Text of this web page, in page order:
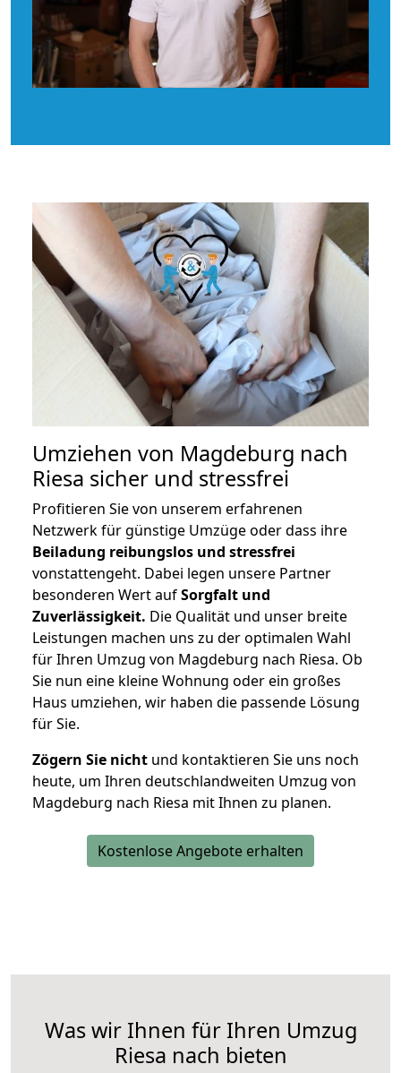
Umziehen von Magdeburg nach
Riesa sicher und stressfrei
Profitieren Sie von unserem erfahrenen
Netzwerk für günstige Umzüge oder dass ihre
Beiladung reibungslos und stressfrei
vonstattengeht. Dabei legen unsere Partner
besonderen Wert aufSorgfalt und
Zuverlässigkeit. Die Qualität und unser breite
Leistungen machen uns zu der optimalen Wahl
für Ihren Umzug von Magdeburg nach Riesa. Ob
Sie nun eine kleine Wohnung oder ein großes
Haus umziehen, wir haben die passende Lösung
für Sie.
Zögern Sie nicht und kontaktieren Sie uns noch
heute, um Ihren deutschlandweiten Umzug von
Magdeburg nach Riesa mit Ihnen zu planen.
Kostenlose Angebote erhalten
Was wir Ihnen für Ihren Umzug
Riesa nach bieten